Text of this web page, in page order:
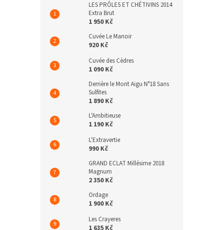
LES PRÔLES ET CHÉTIVINS 2014
Extra Brut
1 950 Kč
Cuvée Le Manoir
920 Kč
Cuvée des Cèdres
1 090 Kč
Derrière le Mont Aigu N°18 Sans
Sulfites
1 890 Kč
L'Ambitieuse
1 190 Kč
L'Extravertie
990 Kč
GRAND ECLAT Millésime 2018
Magnum
2 350 Kč
Ordage
1 900 Kč
Les Crayeres
1 635 Kč